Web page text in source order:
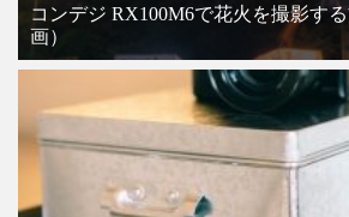
コンデジ RX100M6で花火を撮影す
画）